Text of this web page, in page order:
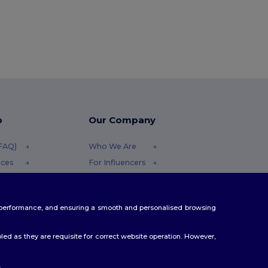
Our Company
Who We Are
For Influencers
and ensuring a smooth and personalised browsing
as they are requisite for correct website operation. However,
.